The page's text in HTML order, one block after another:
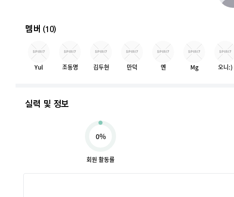
멤버 (10)
Yul 조동명 김두현 만덕 옌 Mg 오니:)
실력 및 정보
0%
회원 활동률